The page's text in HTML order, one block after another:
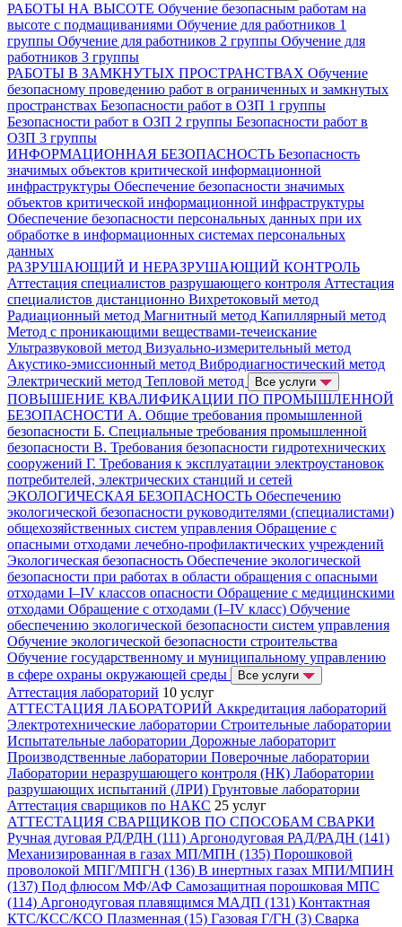
РАБОТЫ НА ВЫСОТЕ Обучение безопасным работам на
высоте с подмащиваниями Обучение для работников 1
группы Обучение для работников 2 группы Обучение для
работников 3 группы
РАБОТЫ В ЗАМКНУТЫХ ПРОСТРАНСТВАХ Обучение
безопасному проведению работ в ограниченных и замкнутых
пространствах Безопасности работ в ОЗП 1 группы
Безопасности работ в ОЗП 2 группы Безопасности работ в
ОЗП 3 группы
ИНФОРМАЦИОННАЯ БЕЗОПАСНОСТЬ Безопасность
значимых объектов критической информационной
инфраструктуры Обеспечение безопасности значимых
объектов критической информационной инфраструктуры
Обеспечение безопасности персональных данных при их
обработке в информационных системах персональных
данных
РАЗРУШАЮЩИЙ И НЕРАЗРУШАЮЩИЙ КОНТРОЛЬ
Аттестация специалистов разрушающего контроля Аттестация
специалистов дистанционно Вихретоковый метод
Радиационный метод Магнитный метод Капиллярный метод
Метод с проникающими веществами-течеискание
Ультразвуковой метод Визуально-измерительный метод
Акустико-эмиссионный метод Вибродиагностический метод
Электрический метод Тепловой метод Все услуги
ПОВЫШЕНИЕ КВАЛИФИКАЦИИ ПО ПРОМЫШЛЕННОЙ
БЕЗОПАСНОСТИ А. Общие требования промышленной
безопасности Б. Специальные требования промышленной
безопасности В. Требования безопасности гидротехнических
сооружений Г. Требования к эксплуатации электроустановок
потребителей, электрических станций и сетей
ЭКОЛОГИЧЕСКАЯ БЕЗОПАСНОСТЬ Обеспечению
экологической безопасности руководителями (специалистами)
общехозяйственных систем управления Обращение с
опасными отходами лечебно-профилактических учреждений
Экологическая безопасность Обеспечение экологической
безопасности при работах в области обращения с опасными
отходами I–IV классов опасности Обращение с медицинскими
отходами Обращение с отходами (I–IV класс) Обучение
обеспечению экологической безопасности систем управления
Обучение экологической безопасности строительства
Обучение государственному и муниципальному управлению
в сфере охраны окружающей среды
Все услуги
Аттестация лабораторий 10 услуг
АТТЕСТАЦИЯ ЛАБОРАТОРИЙ Аккредитация лабораторий
Электротехнические лаборатории Строительные лаборатории
Испытательные лаборатории Дорожные лабораторит
Производственные лаборатории Поверочные лаборатории
Лаборатории неразрушающего контроля (НК) Лаборатории
разрушающих испытаний (ЛРИ) Грунтовые лаборатории
Аттестация сварщиков по НАКС 25 услуг
АТТЕСТАЦИЯ СВАРЩИКОВ ПО СПОСОБАМ СВАРКИ
Ручная дуговая РД/РДН (111) Аргонодуговая РАД/РАДН (141)
Механизированная в газах МП/МПН (135) Порошковой
проволокой МПГ/МПГН (136) В инертных газах МПИ/МПИН
(137) Под флюсом МФ/АФ Самозащитная порошковая МПС
(114) Аргонодуговая плавящимся МАДП (131) Контактная
КТС/КСС/КСО Плазменная (15) Газовая Г/ГН (3) Сварка